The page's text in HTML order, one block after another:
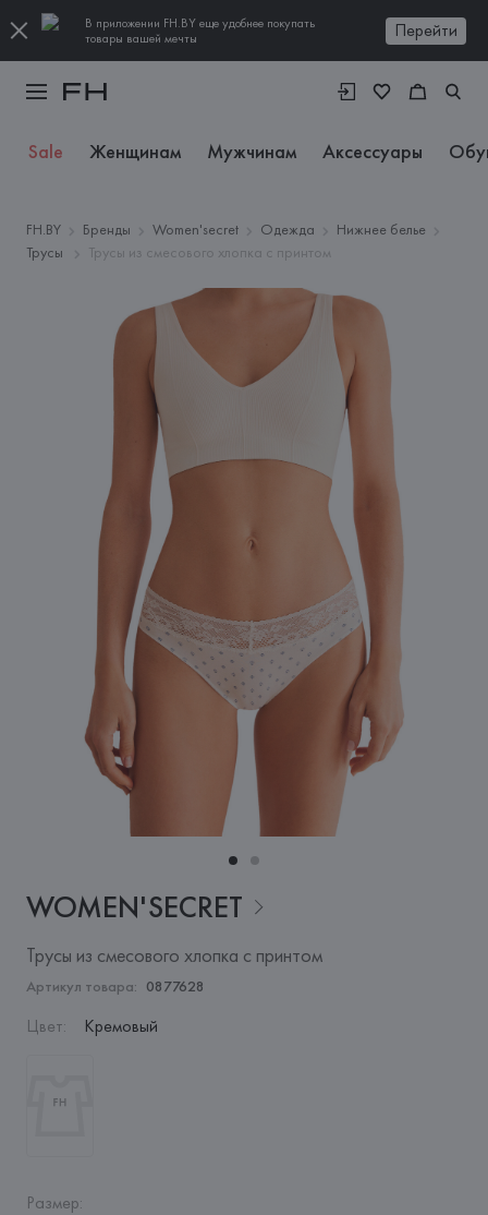
В приложении FH.BY еще удобнее покупать
товары вашей мечты
Перейти
Sale Женщинам Мужчинам Аксессуары
FH.BY Бренды Women'secret Одежда
Нижнее белье
Трусы
Трусы из смесового хлопка с принтом
WOMEN'SECRET
Трусы из смесового хлопка с принтом
Артикул товара: 0877628
Цвет: Кремовый
Размер: